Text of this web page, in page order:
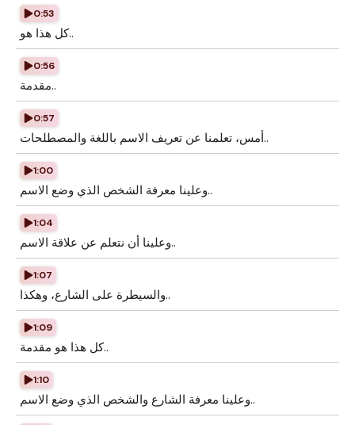
0:53
كل هذا هو..
0:56
مقدمة..
0:57
أمس، تعلمنا عن تعريف الاسم باللغة والمصطلحات..
1:00
وعلينا معرفة الشخص الذي وضع الاسم..
1:04
وعلينا أن نتعلم عن علاقة الاسم..
1:07
والسيطرة على الشارع، وهكذا..
1:09
كل هذا هو مقدمة..
1:10
وعلينا معرفة الشارع والشخص الذي وضع الاسم..